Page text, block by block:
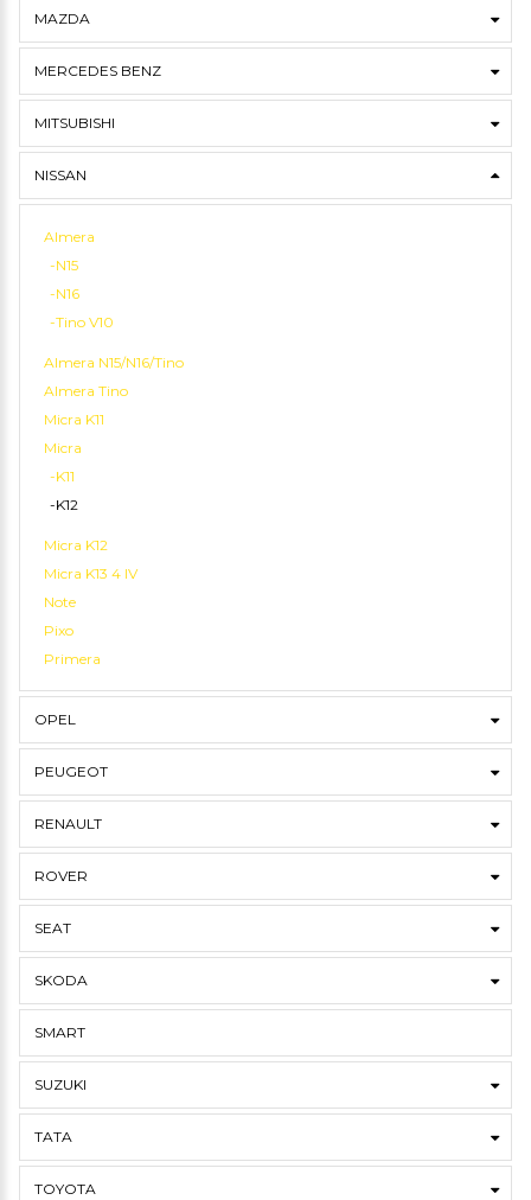
MAZDA
MERCEDES BENZ
MITSUBISHI
NISSAN
Almera
-N15
-N16
-Tino V10
Almera N15/N16/Tino
Almera Tino
Micra K11
Micra
-K11
-K12
Micra K12
Micra K13 4 IV
Note
Pixo
Primera
OPEL
PEUGEOT
RENAULT
ROVER
SEAT
SKODA
SMART
SUZUKI
TATA
TOYOTA